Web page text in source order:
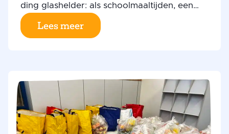
ding glashelder: als schoolmaaltijden, een
brugfunctionaris en een rijk naschools
aanbod samenkomen binnen één school,
Lees meer